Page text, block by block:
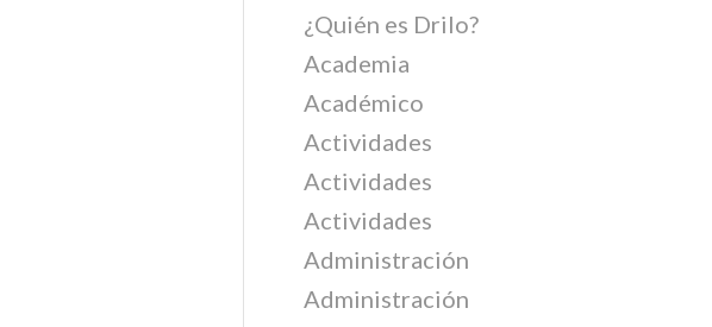
¿Quién es Drilo?
Academia
Académico
Actividades
Actividades
Actividades
Administración
Administración